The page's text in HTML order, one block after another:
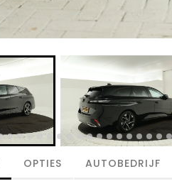
OPTIES AUTOBEDRIJF